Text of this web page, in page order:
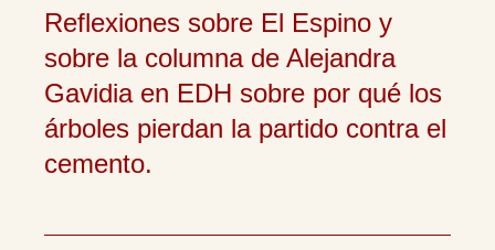
Reflexiones sobre El Espino y
sobre la columna de Alejandra
Gavidia en EDH sobre por qué los
árboles pierdan la partido contra el
cemento.